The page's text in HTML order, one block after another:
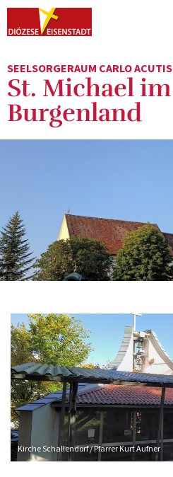
SEELSORGERAUM CARLO ACUTIS
St. Michael im
Burgenland
Kirche Schallendorf / Pfarrer Kurt Aufner